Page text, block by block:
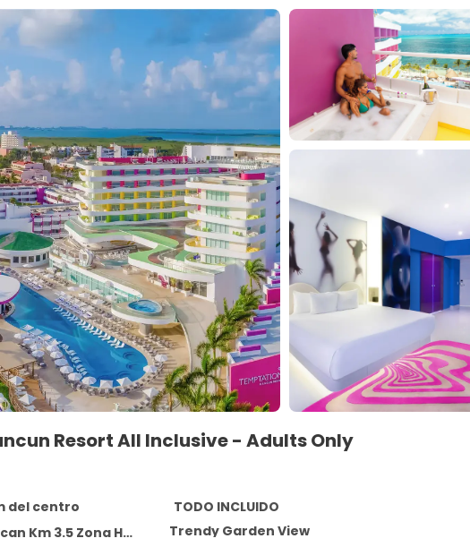
Resort All Inclusive - Adults Only
del centro
TODO INCLUIDO
Hotelera, Cancun 77500
Trendy Garden View